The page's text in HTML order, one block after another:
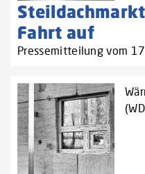
Fahrt auf
Pressemitteilung vom